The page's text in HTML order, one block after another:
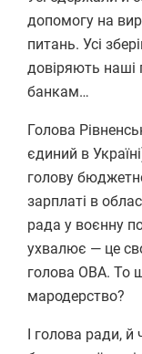
допомогу на
питань. Усі
довіряють наші
банкам…
Голова
єдиний в
голову
зарплаті в
рада у воєнну
ухвалює — це
голова ОВА. То
мародерство?
І голова ради, й